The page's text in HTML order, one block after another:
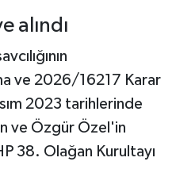
alındı
ve 2026/16217 Karar
2023 tarihlerinde
ve Özgür Özel'in
38. Olağan Kurultayı